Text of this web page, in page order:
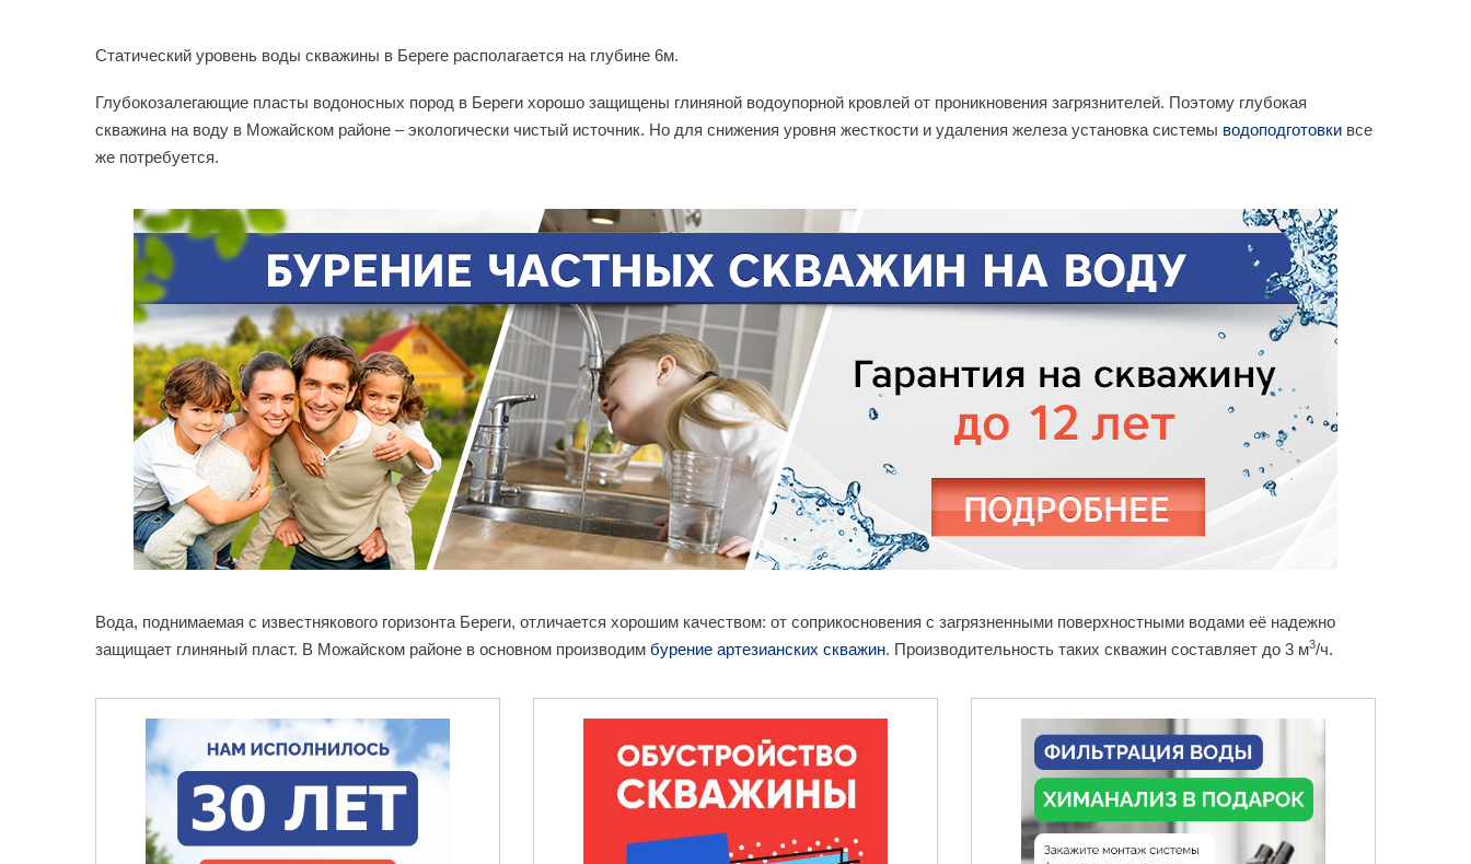
Статический уровень воды скважины в Береге располагается на глубине 6м.
Глубокозалегающие пласты водоносных пород в Береги хорошо защищены глиняной водоупорной кровлей от проникновения загрязнителей. Поэтому глубокая
скважина на воду в Можайском районе – экологически чистый источник. Но для снижения уровня жесткости и удаления железа установка системы водоподготовки все
же потребуется.
Вода, поднимаемая с известнякового горизонта Береги, отличается хорошим качеством: от соприкосновения с загрязненными поверхностными водами её надежно
защищает глиняный пласт. В Можайском районе в основном производим бурение артезианских скважин. Производительность таких скважин составляет до 3 м3/ч.